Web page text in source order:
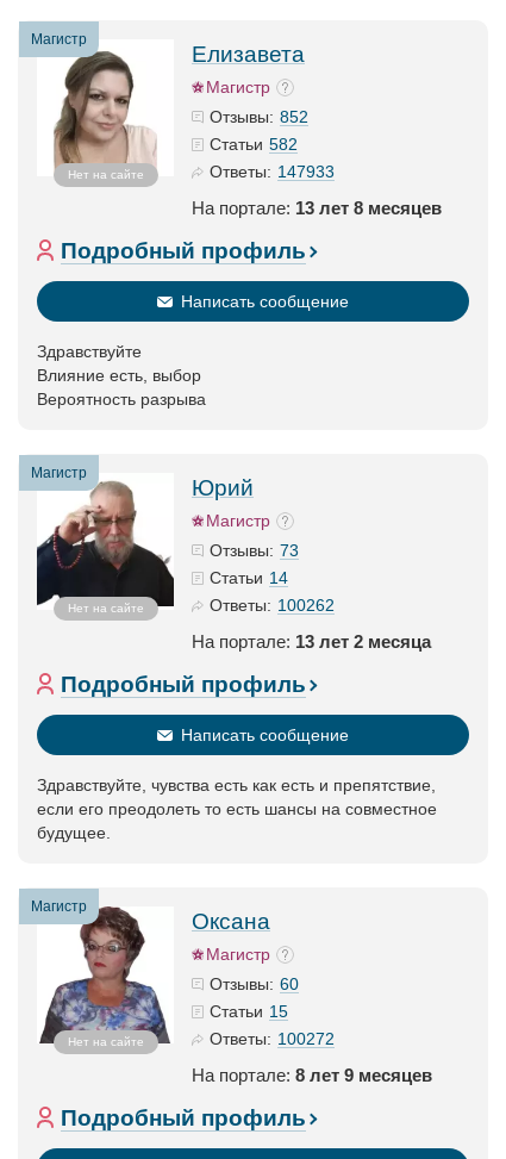
Магистр
Нет на сайте
Елизавета
Магистр
Отзывы: 852
Статьи 582
Ответы: 147933
На портале: 13 лет 8 месяцев
Подробный профиль
Написать сообщение
Здравствуйте
Влияние есть, выбор
Вероятность разрыва
Магистр
Нет на сайте
Юрий
Магистр
Отзывы: 73
Статьи 14
Ответы: 100262
На портале: 13 лет 2 месяца
Подробный профиль
Написать сообщение
Здравствуйте, чувства есть как есть и препятствие,
если его преодолеть то есть шансы на совместное
будущее.
Магистр
Нет на сайте
Оксана
Магистр
Отзывы: 60
Статьи 15
Ответы: 100272
На портале: 8 лет 9 месяцев
Подробный профиль